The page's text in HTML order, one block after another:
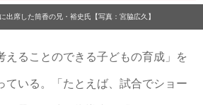
出席した筒香の兄・裕史氏【写真：宮脇広久】
ることのできる子どもの育成」を
ている。「たとえば、試合でショー